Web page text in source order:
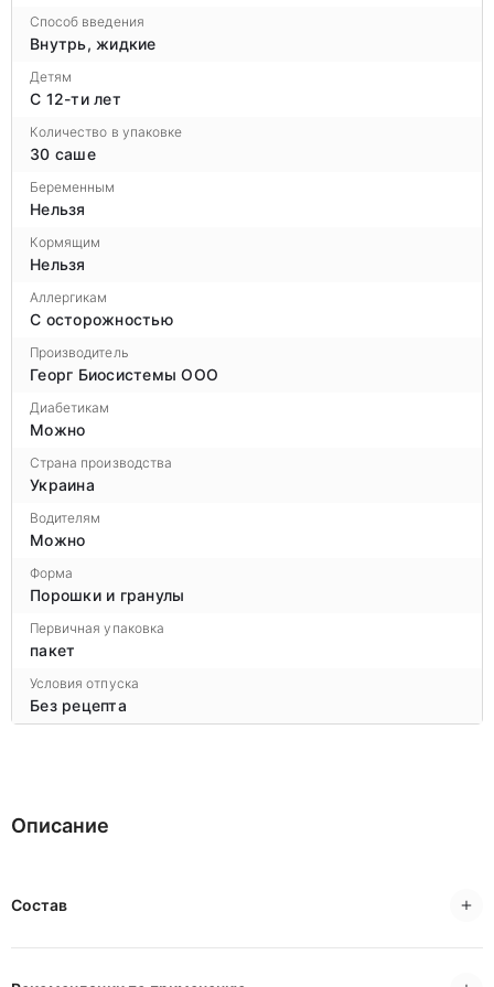
Способ введения
Внутрь, жидкие
Детям
С 12-ти лет
Количество в упаковке
30 саше
Беременным
Нельзя
Кормящим
Нельзя
Аллергикам
С осторожностью
Производитель
Георг Биосистемы ООО
Диабетикам
Можно
Страна производства
Украина
Водителям
Можно
Форма
Порошки и гранулы
Первичная упаковка
пакет
Условия отпуска
Без рецепта
Описание
Состав